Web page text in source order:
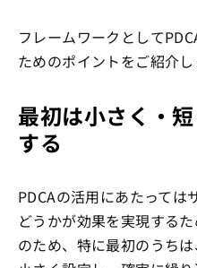
フレームワークとして
ためのポイントをご紹介し
最初は小さく・
する
PDCAの活用にあたって
どうかが効果を実現する
のため、特に最初のうち